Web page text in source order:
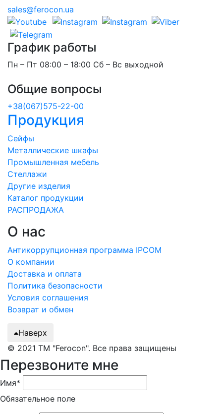
sales@ferocon.ua
График работы
Пн – Пт 08:00 – 18:00 Сб – Вс выходной
Общие вопросы
+38(067)575-22-00
Продукция
Сейфы
Металлические шкафы
Промышленная мебель
Стеллажи
Другие изделия
Каталог продукции
РАСПРОДАЖА
О нас
Антикоррупционная программа IPCOM
О компании
Доставка и оплата
Политика безопасности
Условия соглашения
Возврат и обмен
Наверх
© 2021 ТМ "Ferocon". Все права защищены
Перезвоните мне
Имя*
Обязательное поле